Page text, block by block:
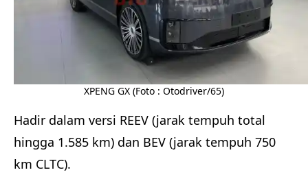
XPENG GX (Foto : Otodriver/65)
Hadir dalam versi REEV (jarak tempuh total
hingga 1.585 km) dan BEV (jarak tempuh 750
km CLTC).